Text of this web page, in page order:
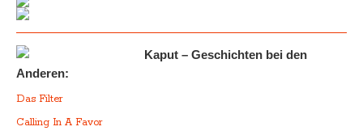
Kaput – Geschichten bei den
Anderen:
Das Filter
Calling In A Favor